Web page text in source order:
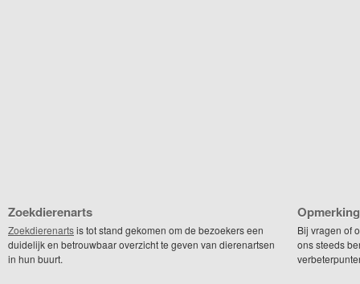
Zoekdierenarts
Zoekdierenartsis tot stand gekomen om de bezoekers een
duidelijk en betrouwbaar overzicht te geven van dierenartsen
in hun buurt.
Bij vragen of
ons steeds